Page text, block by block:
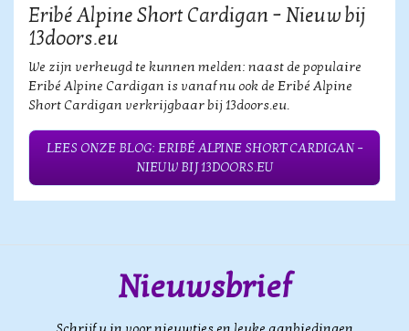
Eribé Alpine Short Cardigan – Nieuw bij
13doors.eu
We zijn verheugd te kunnen melden: naast de populaire
Eribé Alpine Cardigan is vanaf nu ook de Eribé Alpine
Short Cardigan verkrijgbaar bij 13doors.eu.
LEES ONZE BLOG: ERIBÉ ALPINE SHORT CARDIGAN –
NIEUW BIJ 13DOORS.EU
Nieuwsbrief